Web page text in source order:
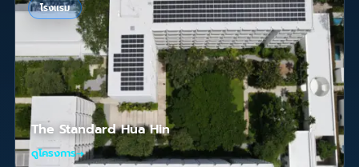
โรงแรม
The Standard Hua Hin
ดูโครงการ→